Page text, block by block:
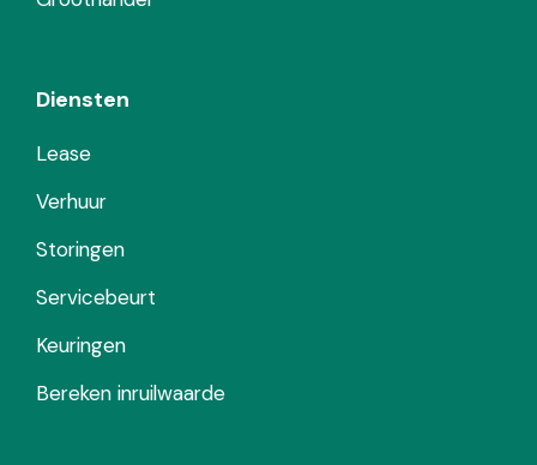
Diensten
Lease
Verhuur
Storingen
Servicebeurt
Keuringen
Bereken inruilwaarde